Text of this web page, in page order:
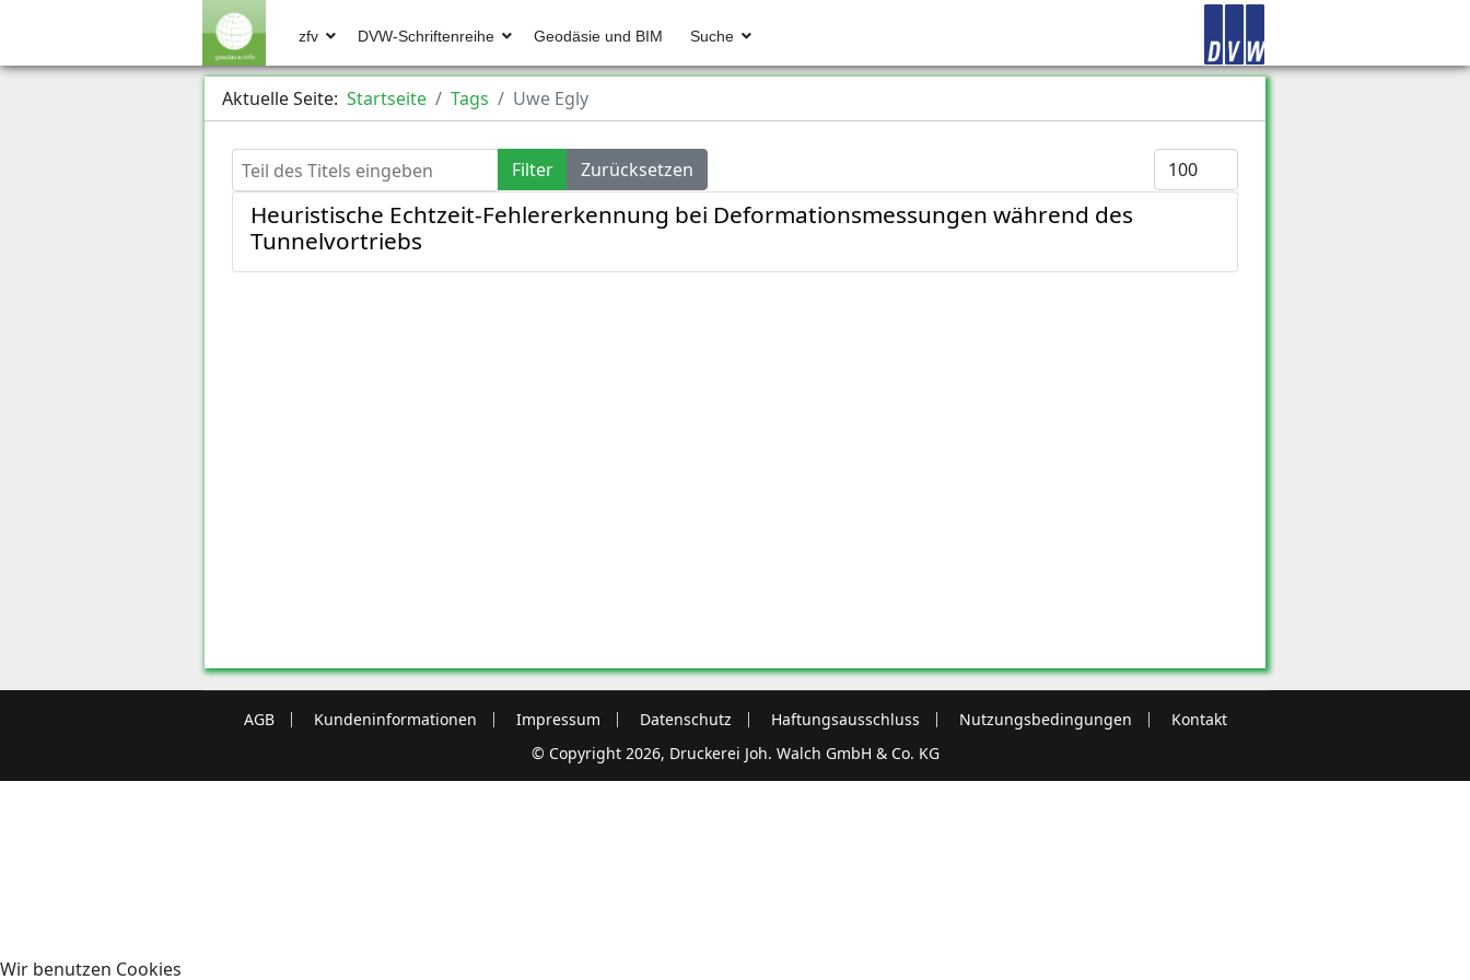
zfv DVW-Schriftenreihe Geodäsie und BIM Suche
Aktuelle Seite: Startseite Tags Uwe Egly
Teil des Titels eingeben Filter Zurücksetzen Anzeige #
Heuristische Echtzeit-Fehlererkennung bei Deformationsmessungen während des
Tunnelvortriebs
AGB Kundeninformationen Impressum Datenschutz Haftungsausschluss Nutzungsbedingungen
Kontakt
© Copyright 2026, Druckerei Joh. Walch GmbH & Co. KG
Wir benutzen Cookies